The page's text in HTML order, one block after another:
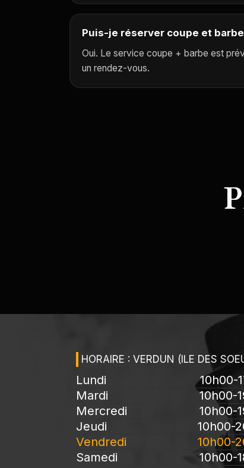
Puis-je réserver coupe et
Oui. Le service coupe + barbe est
un rendez-vous.
HORAIRE : VERDUN (ILE DES
Lundi
10h00-
Mardi
10h00-
Mercredi
10h00-
Jeudi
10h00-
Vendredi
10h00-
Samedi
10h00-